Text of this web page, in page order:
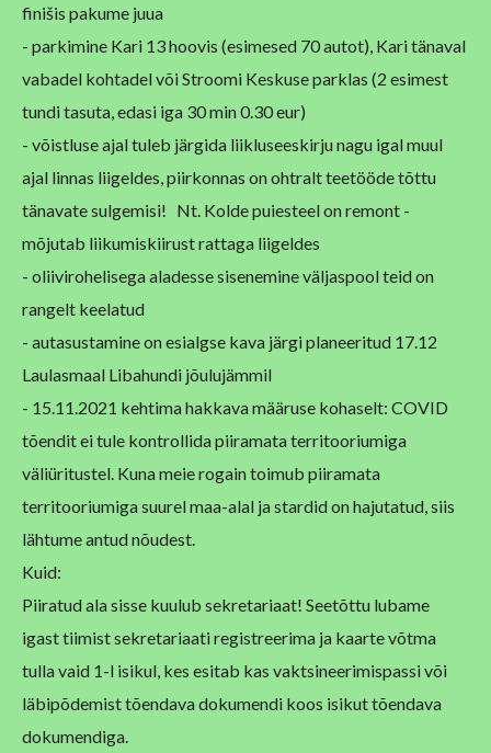
finišis pakume juua
- parkimine Kari 13 hoovis (esimesed 70 autot), Kari tänaval
vabadel kohtadel või Stroomi Keskuse parklas (2 esimest
tundi tasuta, edasi iga 30 min 0.30 eur)
- võistluse ajal tuleb järgida liikluseeskirju nagu igal muul
ajal linnas liigeldes, piirkonnas on ohtralt teetööde tõttu
tänavate sulgemisi! Nt. Kolde puiesteel on remont -
mõjutab liikumiskiirust rattaga liigeldes
- oliivirohelisega aladesse sisenemine väljaspool teid on
rangelt keelatud
- autasustamine on esialgse kava järgi planeeritud 17.12
Laulasmaal Libahundi jõulujämmil
- 15.11.2021 kehtima hakkava määruse kohaselt: COVID
tõendit ei tule kontrollida piiramata territooriumiga
väliüritustel. Kuna meie rogain toimub piiramata
territooriumiga suurel maa-alal ja stardid on hajutatud, siis
lähtume antud nõudest.
Kuid:
Piiratud ala sisse kuulub sekretariaat! Seetõttu lubame
igast tiimist sekretariaati registreerima ja kaarte võtma
tulla vaid 1-l isikul, kes esitab kas vaktsineerimispassi või
läbipõdemist tõendava dokumendi koos isikut tõendava
dokumendiga.